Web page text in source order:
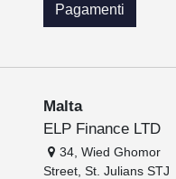
Pagamenti
Malta
ELP Finance LTD
34, Wied Ghomor
Street, St. Julians STJ